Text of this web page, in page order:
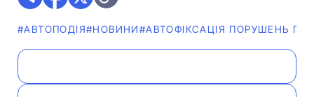
#АВТОПОДІЯ#НОВИНИ#АВТОФІКСАЦІЯ ПОРУШЕНЬ